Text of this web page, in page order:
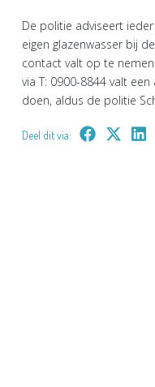
De politie adviseert
eigen glazenwasser bij
contact valt op te
via T: 0900-8844 valt
doen, aldus de politie
Deel dit via: